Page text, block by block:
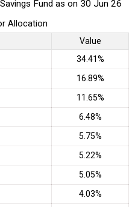
Fund as on 30 Jun 26
Allocation
Value
34.41%
16.89%
11.65%
6.48%
5.75%
5.22%
5.05%
4.03%